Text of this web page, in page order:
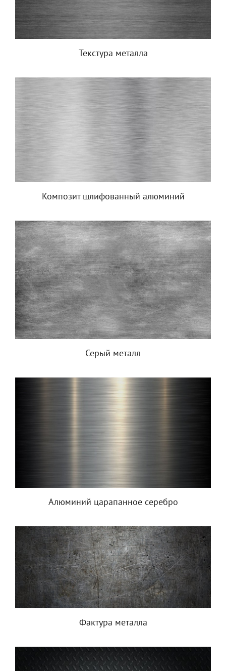
Текстура металла
Композит шлифованный алюминий
Серый металл
Алюминий царапанное серебро
Фактура металла